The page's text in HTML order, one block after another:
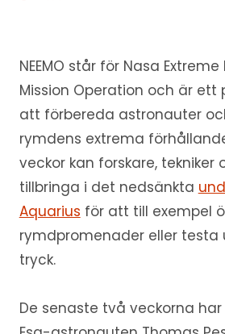
NEEMO står för Nasa
Mission Operation och är ett
att förbereda astronauter
rymdens extrema
veckor kan forskare, tekniker
tillbringa i det nedsänkta
Aquarius för att till exempel
rymdpromenader eller testa
tryck.
De senaste två veckorna